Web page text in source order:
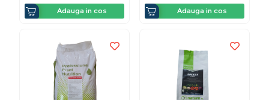
Adauga in cos Adauga in cos